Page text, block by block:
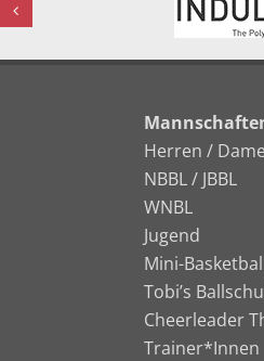
Herren /
NBBL / JBBL
WNBL
Jugend
Mini-
Tobi’s
Cheerleader
Trainer*Innen